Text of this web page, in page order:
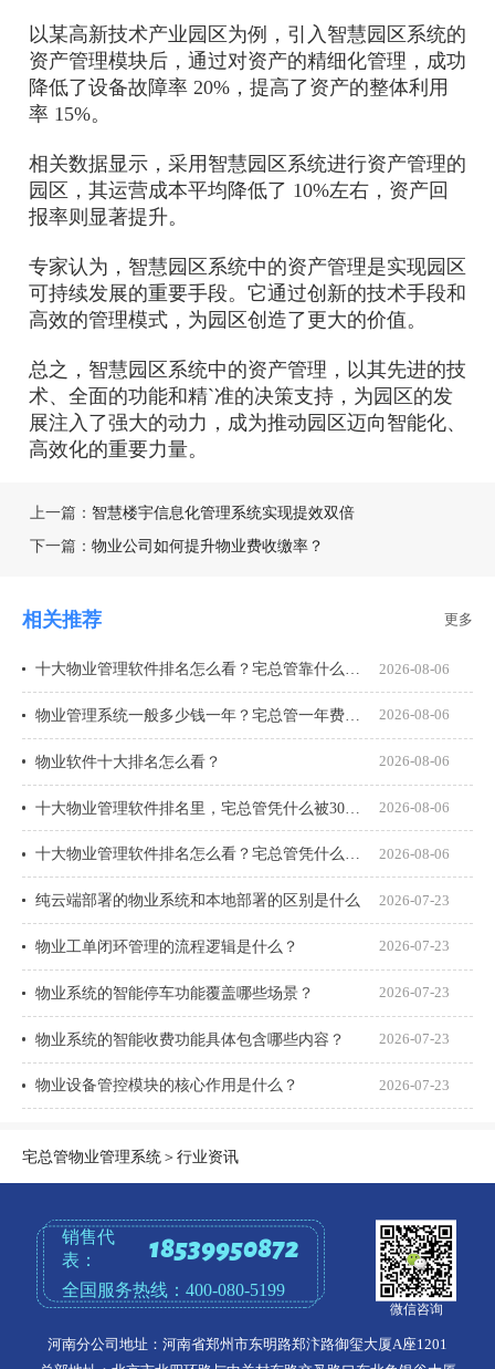
以某高新技术产业园区为例，引入智慧园区系统的
资产管理模块后，通过对资产的精细化管理，成功
降低了设备故障率 20%，提高了资产的整体利用
率 15%。
相关数据显示，采用智慧园区系统进行资产管理的
园区，其运营成本平均降低了 10%左右，资产回
报率则显著提升。
专家认为，智慧园区系统中的资产管理是实现园区
可持续发展的重要手段。它通过创新的技术手段和
高效的管理模式，为园区创造了更大的价值。
总之，智慧园区系统中的资产管理，以其先进的技
术、全面的功能和精`准的决策支持，为园区的发
展注入了强大的动力，成为推动园区迈向智能化、
高效化的重要力量。
上一篇： 智慧楼宇信息化管理系统实现提效双倍
下一篇： 物业公司如何提升物业费收缴率？
相关推荐 更多
2026-08-06
2026-08-06
物业软件十大排名怎么看？ 2026-08-06
2026-08-06
十大物业管理软件排名怎么看？宅总管凭什么能进榜？ 2026-08-06
纯云端部署的物业系统和本地部署的区别是什么 2026-07-23
物业工单闭环管理的流程逻辑是什么？ 2026-07-23
物业系统的智能停车功能覆盖哪些场景？ 2026-07-23
物业系统的智能收费功能具体包含哪些内容？ 2026-07-23
物业设备管控模块的核心作用是什么？ 2026-07-23
宅总管物业管理系统＞行业资讯
销售代
表：
18539950872
全国服务热线：400-080-5199
微信咨询
河南分公司地址：河南省郑州市东明路郑汴路御玺大厦A座1201